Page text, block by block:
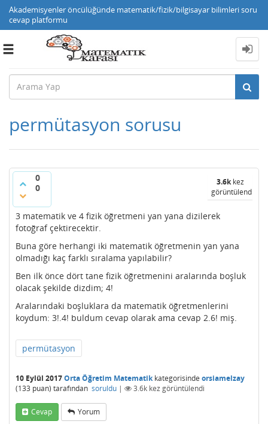
Akademisyenler öncülüğünde matematik/fizik/bilgisayar bilimleri soru
cevap platformu
Toggle
permütasyon sorusu
0
0
3.6kkez
görüntülendi
3 matematik ve 4 fizik öğretmeni yan yana dizilerek
fotoğraf çektirecektir.
Buna göre herhangi iki matematik öğretmenin yan yana
olmadığı kaç farklı sıralama yapılabilir?
Ben ilk önce dört tane fizik öğretmenini aralarında boşluk
olacak şekilde dizdim; 4!
Aralarındaki boşluklara da matematik öğretmenlerini
koydum: 3!.4! buldum cevap olarak ama cevap 2.6! miş.
permütasyon
10 Eylül 2017Orta Öğretim Matematikkategorisinde orsiamelzay
(133 puan) tarafından soruldu | 3.6k kez görüntülendi
Cevap Yorum